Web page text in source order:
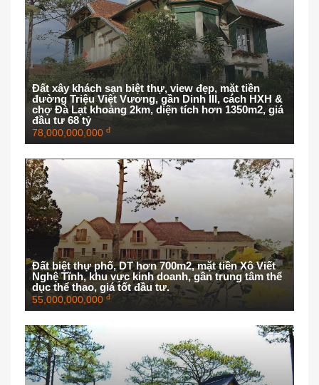
Đất xây khách sạn biệt thự, view đẹp, mặt tiền
đường Triệu Việt Vương, gần Dinh III, cách HXH &
chợ Đà Lạt khoảng 2km, diện tích hơn 1350m2, giá
đầu tư 68 tỷ
78,000,000,000 đ
Đất biệt thự phố, DT hơn 700m2, mặt tiền Xô Viết
Nghệ Tĩnh, khu vực kinh doanh, gần trung tâm thể
dục thể thao, giá tốt đầu tư.
55,000,000,000 đ